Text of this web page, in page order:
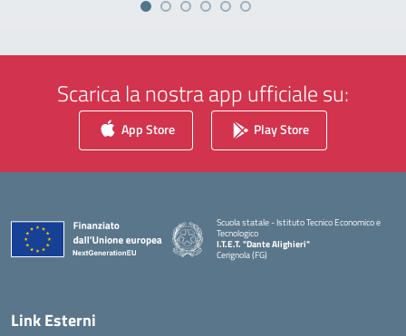
Scarica la nostra app ufficiale su:
App Store Play Store
Scuola statale - Istituto Tecnico Economico e
Tecnologico
I.T.E.T. "Dante Alighieri"
Cerignola (FG)
— Visita la pagina iniziale della scuola
Link Esterni